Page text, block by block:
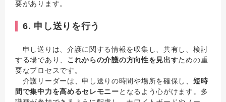
要があります。
6. 申し送りを行う
申し送りは、介護に関する情報を収集し、共有し、検討
する場であり、 これからの介護の方向性を見出すための重
要なプロセスです。
介護リーダーは、申し送りの時間や場所を確保し、 短時
間で集中力を高めるセレモニーとなるよう心がけます。多